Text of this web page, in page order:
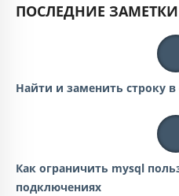
ПОСЛЕДНИЕ ЗАМЕТКИ
Найти и заменить строку
Как ограничить mysql
подключениях